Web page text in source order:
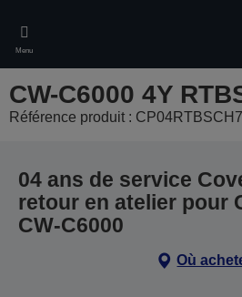
main
content
Menu
CW-C6000 4Y
Référence produit :
04 ans de service
retour en atelier pour
CW-C6000
Où